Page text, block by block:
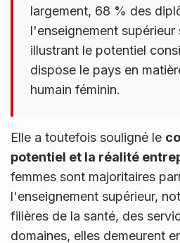
largement, 68 % des
l'enseignement supérieur
illustrant le potentiel
dispose le pays en
humain féminin.
Elle a toutefois souligné le
potentiel et la réalité
femmes sont majoritaires
l'enseignement supérieur,
filières de la santé, des
domaines, elles demeurent